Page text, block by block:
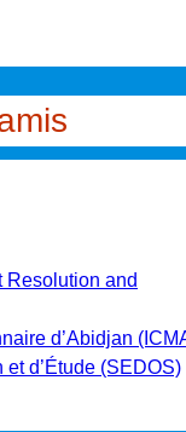
Resolution and
d’Abidjan
d’Étude (SEDOS)